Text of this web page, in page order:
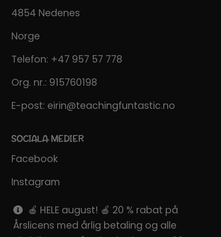
4854 Nedenes
Norge
Telefon: +47 957 57 778
Org. nr.: 915760198
E-post: eirin@teachingfuntastic.no
SOCIALA MEDIER
Facebook
Instagram
Pinterest
SnapChat
🍎 HELE august! 🍎 20 % rabat på
Årslicens med årlig betaling og alle